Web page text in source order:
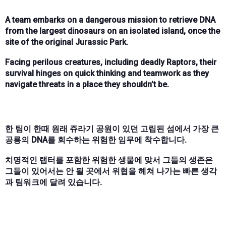
A team embarks on a dangerous mission to retrieve DNA
from the largest dinosaurs on an isolated island, once the
site of the original Jurassic Park.
Facing perilous creatures, including deadly Raptors, their
survival hinges on quick thinking and teamwork as they
navigate threats in a place they shouldn’t be.
한 팀이 한때 원래 쥬라기 공원이 있던 고립된 섬에서 가장 큰
공룡의 DNA를 회수하는 위험한 임무에 착수합니다.
치명적인 랩터를 포함한 위험한 생물에 맞서 그들의 생존은
그들이 있어서는 안 될 곳에서 위협을 헤쳐 나가는 빠른 생각
과 팀워크에 달려 있습니다.